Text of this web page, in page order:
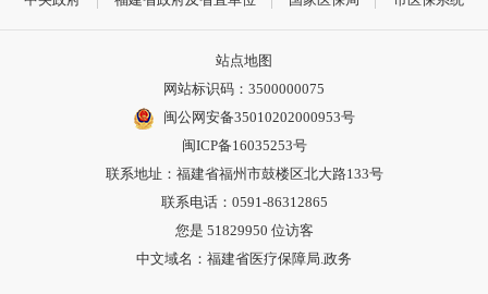
站点地图
网站标识码：3500000075
闽公网安备35010202000953号
闽ICP备16035253号
联系地址：福建省福州市鼓楼区北大路133号
联系电话：0591-86312865
您是 51829950 位访客
中文域名：福建省医疗保障局.政务